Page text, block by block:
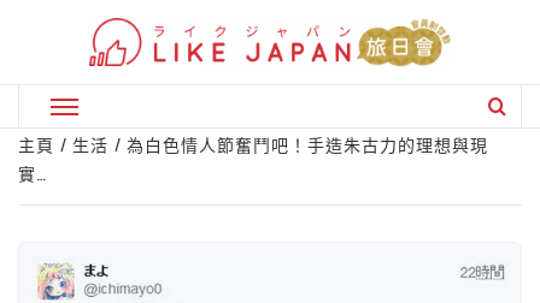
Primary
Menu
主頁 生活
為白色情人節奮鬥吧！手造朱古力的理想與現
實…